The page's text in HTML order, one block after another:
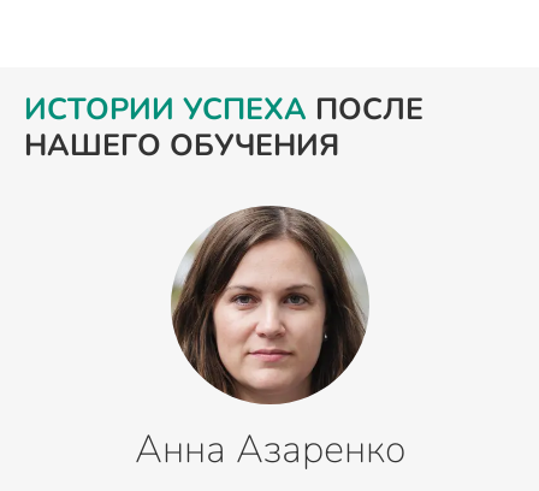
ИСТОРИИ УСПЕХА ПОСЛЕ
НАШЕГО ОБУЧЕНИЯ
Анна Азаренко